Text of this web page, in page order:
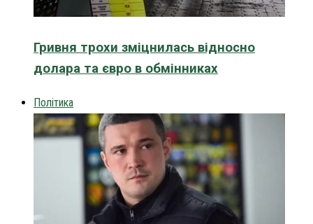
Гривня трохи зміцнилась відносно
долара та євро в обмінниках
Політика